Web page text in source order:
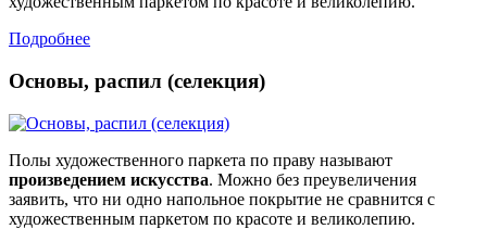
Подробнее
Основы, распил (селекция)
Полы художественного паркета по праву называют
произведением искусства. Можно без преувеличения
заявить, что ни одно напольное покрытие не сравнится с
художественным паркетом по красоте и великолепию.